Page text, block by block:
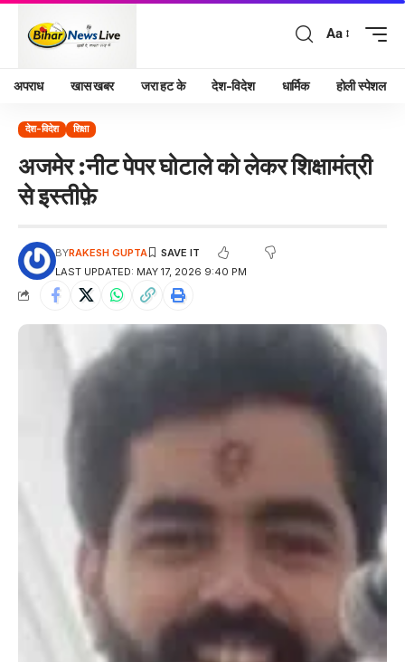
Aa
अपराध खास खबर जरा हट के देश-विदेश धार्मिक होली स्पेशल
देश-विदेश शिक्षा
अजमेर :नीट पेपर घोटाले को लेकर शिक्षामंत्री
से इस्तीफ़े
LAST UPDATED: MAY 17, 2026 9:40 PM
BYRAKESH GUPTA